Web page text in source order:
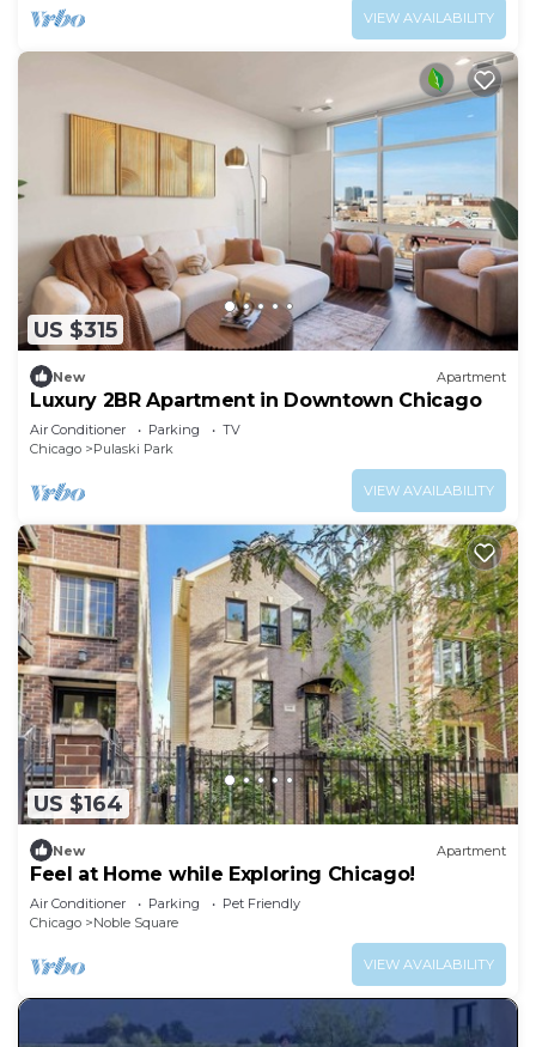
VIEW AVAILABILITY
US $315
New Apartment
Luxury 2BR Apartment in Downtown Chicago
Air Conditioner Parking
TV
Chicago
Pulaski Park
VIEW AVAILABILITY
US $164
New Apartment
Feel at Home while Exploring Chicago!
Air Conditioner Parking
Pet Friendly
Chicago
Noble Square
VIEW AVAILABILITY